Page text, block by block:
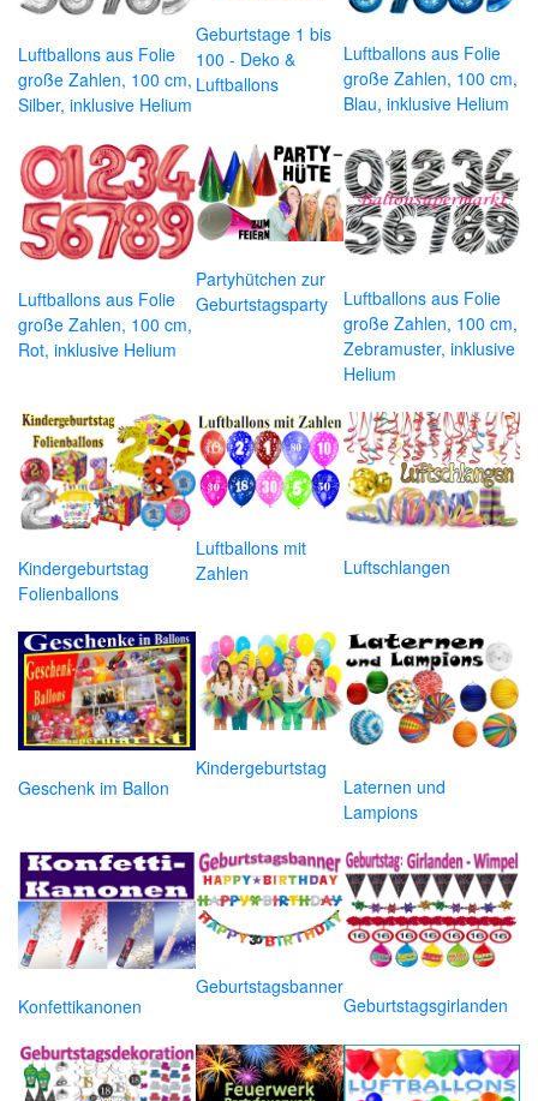
Luftballons aus Folie
große Zahlen, 100 cm,
Silber, inklusive Helium
Geburtstage 1 bis
100 - Deko &
Luftballons
Luftballons aus Folie
große Zahlen, 100 cm,
Blau, inklusive Helium
Luftballons aus Folie
große Zahlen, 100 cm,
Rot, inklusive Helium
Partyhütchen zur
Geburtstagsparty
Luftballons aus Folie
große Zahlen, 100 cm,
Zebramuster, inklusive
Helium
Kindergeburtstag
Folienballons
Luftballons mit
Zahlen
Luftschlangen
Geschenk im Ballon
Kindergeburtstag
Laternen und
Lampions
Konfettikanonen
Geburtstagsbanner
Geburtstagsgirlanden